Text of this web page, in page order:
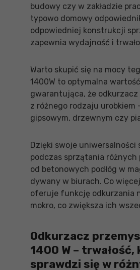
budowy czy w zakładzie
typowo domowy
odpowiedniej konstrukcji
zapewnia wydajność i
Warto skupić się na mocy
1400W to optymalna
gwarantująca, że odkurzacz
z różnego rodzaju urobkiem
gipsowym, drzewnym czy
Dzięki swoje uniwersalności
podczas sprzątania różnych
od betonowych podłóg w
dywany w biurach. Co
oferuje funkcję odkurzania
mokro, co zwiększa ich
Odkurzacz
1400 W –
sprawdzi się w